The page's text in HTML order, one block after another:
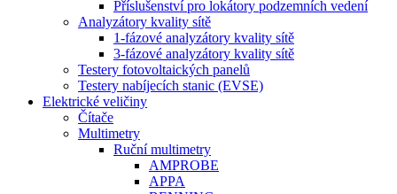
Příslušenství pro lokátory podzemních vedení
Analyzátory kvality sítě
1-fázové analyzátory kvality sítě
3-fázové analyzátory kvality sítě
Testery fotovoltaických panelů
Testery nabíjecích stanic (EVSE)
Elektrické veličiny
Čítače
Multimetry
Ruční multimetry
AMPROBE
APPA